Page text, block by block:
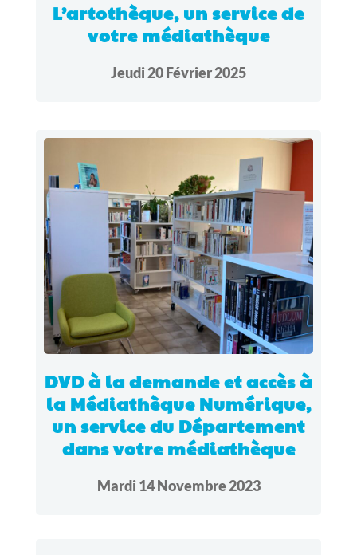
L’artothèque, un service de
votre médiathèque
Jeudi 20 Février 2025
DVD à la demande et accès à
la Médiathèque Numérique,
un service du Département
dans votre médiathèque
Mardi 14 Novembre 2023